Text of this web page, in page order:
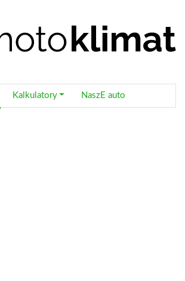
Kalkulatory NaszE auto